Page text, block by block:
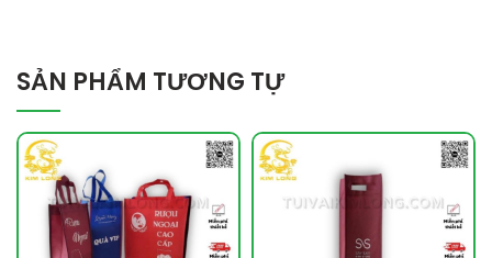
SẢN PHẨM TƯƠNG TỰ